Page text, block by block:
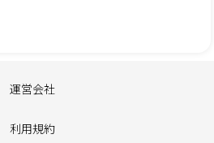
運営会社
利用規約